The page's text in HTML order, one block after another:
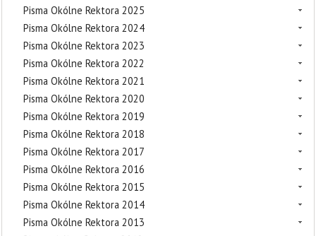
Pisma Okólne Rektora 2025
Pisma Okólne Rektora 2024
Pisma Okólne Rektora 2023
Pisma Okólne Rektora 2022
Pisma Okólne Rektora 2021
Pisma Okólne Rektora 2020
Pisma Okólne Rektora 2019
Pisma Okólne Rektora 2018
Pisma Okólne Rektora 2017
Pisma Okólne Rektora 2016
Pisma Okólne Rektora 2015
Pisma Okólne Rektora 2014
Pisma Okólne Rektora 2013